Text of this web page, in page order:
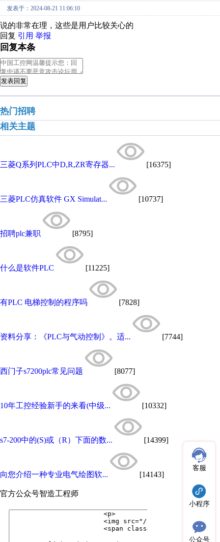
发表于：2024-08-21 11:06:10
说的非常在理，这些是用户比较关心的
回复 引用 举报
回复本条
发表回复
热门招聘
相关主题
三菱Q系列PLC中D,R,ZR寄存器... [16375]
三菱PLC仿真软件 GX Simulat... [10737]
招聘plc兼职 [8795]
什么是软件PLC [11225]
有PLC 电梯控制的程序吗 [7828]
资料分享：《PLC与气动控制》。适... [7744]
西门子s7200plc常见问题 [8077]
10年工控经验新手的来看(中级... [10332]
s7-200中的(S)或（R）下面的数... [14399]
向您介绍一种专业电气绘图软... [14143]
官方公众号智造工程师
客服
小程序
公众号